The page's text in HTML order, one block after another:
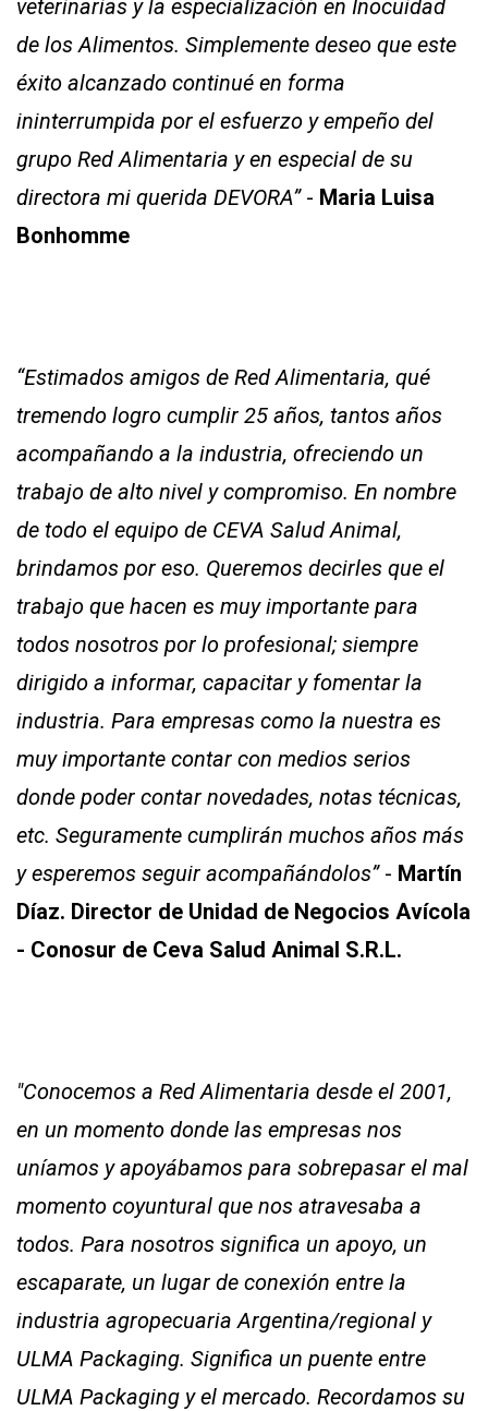
veterinarias y la especialización en Inocuidad
de los Alimentos. Simplemente deseo que este
éxito alcanzado continué en forma
ininterrumpida por el esfuerzo y empeño del
grupo Red Alimentaria y en especial de su
directora mi querida DEVORA”- Maria Luisa
Bonhomme
“Estimados amigos de Red Alimentaria, qué
tremendo logro cumplir 25 años, tantos años
acompañando a la industria, ofreciendo un
trabajo de alto nivel y compromiso. En nombre
de todo el equipo de CEVA Salud Animal,
brindamos por eso. Queremos decirles que el
trabajo que hacen es muy importante para
todos nosotros por lo profesional; siempre
dirigido a informar, capacitar y fomentar la
industria. Para empresas como la nuestra es
muy importante contar con medios serios
donde poder contar novedades, notas técnicas,
etc. Seguramente cumplirán muchos años más
y esperemos seguir acompañándolos”- Martín
Díaz. Director de Unidad de Negocios Avícola
- Conosur de Ceva Salud Animal S.R.L.
"Conocemos a Red Alimentaria desde el 2001,
en un momento donde las empresas nos
uníamos y apoyábamos para sobrepasar el mal
momento coyuntural que nos atravesaba a
todos. Para nosotros significa un apoyo, un
escaparate, un lugar de conexión entre la
industria agropecuaria Argentina/regional y
ULMA Packaging. Significa un puente entre
ULMA Packaging y el mercado. Recordamos su